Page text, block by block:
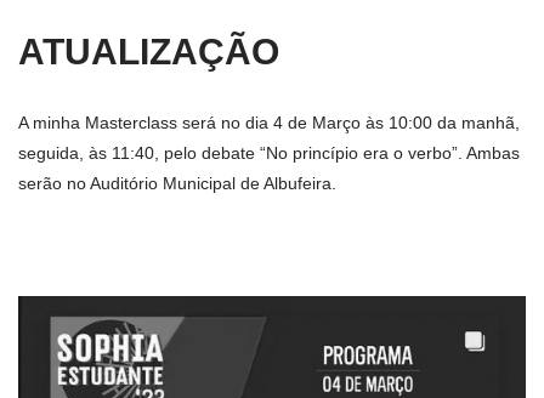
ATUALIZAÇÃO
A minha Masterclass será no dia 4 de Março às 10:00 da manhã,
seguida, às 11:40, pelo debate “No princípio era o verbo”. Ambas
serão no Auditório Municipal de Albufeira.